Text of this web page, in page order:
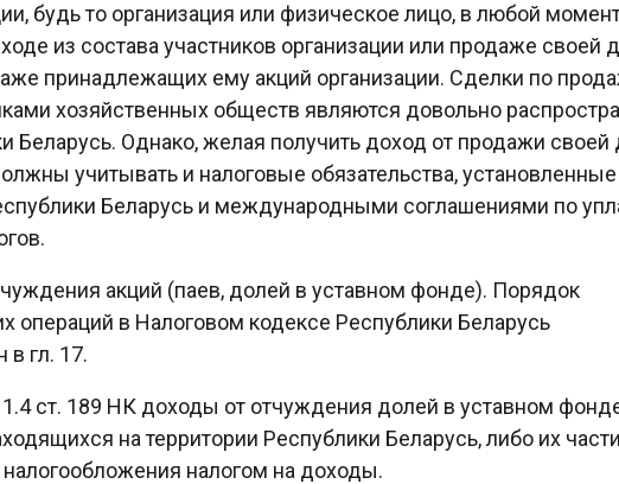
будь то организация или физическое лицо, в любой
из состава участников организации или продаже своей
принадлежащих ему акций организации. Сделки по
хозяйственных обществ являются довольно
Беларусь. Однако, желая получить доход от продажи своей
учитывать и налоговые обязательства, установленные
Беларусь и международными соглашениями по
акций (паев, долей в уставном фонде). Порядок
операций в Налоговом кодексе Республики Беларусь
гл. 17.
ст. 189 НК доходы от отчуждения долей в уставном
на территории Республики Беларусь, либо их части
налогом на доходы.